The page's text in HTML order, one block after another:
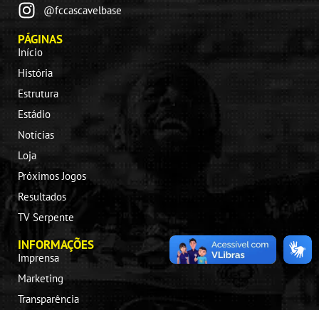
@fccascavelbase
PÁGINAS
Início
História
Estrutura
Estádio
Notícias
Loja
Próximos Jogos
Resultados
TV Serpente
INFORMAÇÕES
Imprensa
Marketing
Transparência